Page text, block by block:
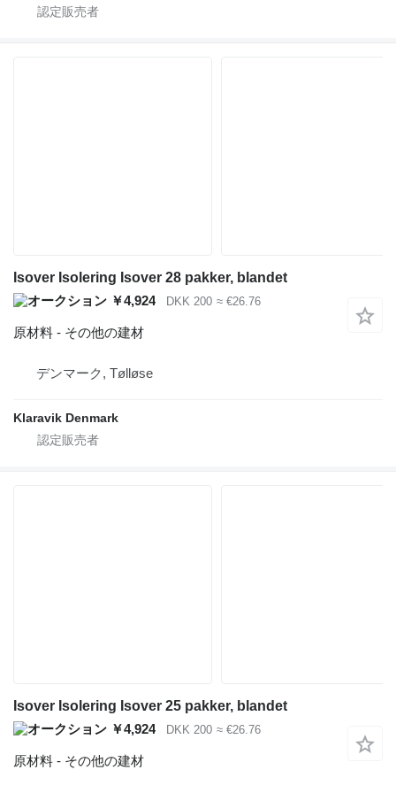
Isover Isolering Isover 28 pakker, blandet
￥4,924
DKK 200 ≈ €26.76
原材料 - その他の建材
デンマーク, Tølløse
Klaravik Denmark
Isover Isolering Isover 25 pakker, blandet
￥4,924
DKK 200 ≈ €26.76
原材料 - その他の建材